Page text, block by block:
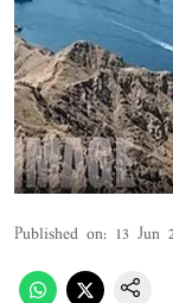
Published on: 13 Jun